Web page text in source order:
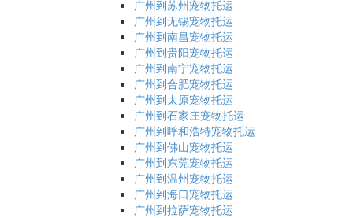
广州到苏州宠物托运
广州到无锡宠物托运
广州到南昌宠物托运
广州到贵阳宠物托运
广州到南宁宠物托运
广州到合肥宠物托运
广州到太原宠物托运
广州到石家庄宠物托运
广州到呼和浩特宠物托运
广州到佛山宠物托运
广州到东莞宠物托运
广州到温州宠物托运
广州到海口宠物托运
广州到拉萨宠物托运